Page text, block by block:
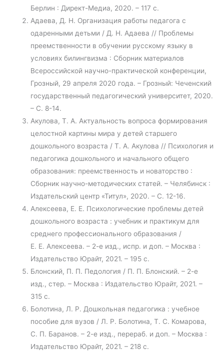
Берлин : Директ-Медиа, 2020. – 117 с.
Адаева, Д. Н. Организация работы педагога с
одаренными детьми / Д. Н. Адаева // Проблемы
преемственности в обучении русскому языку в
условиях билингвизма : Сборник материалов
Всероссийской научно-практической конференции,
Грозный, 29 апреля 2020 года. – Грозный: Чеченский
государственный педагогический университет, 2020.
– С. 8-14.
Акулова, Т. А. Актуальность вопроса формирования
целостной картины мира у детей старшего
дошкольного возраста / Т. А. Акулова // Психология и
педагогика дошкольного и начального общего
образования: преемственность и новаторство :
Сборник научно-методических статей. – Челябинск :
Издательский центр «Титул», 2020. – С. 12-16.
Алексеева, Е. Е. Психологические проблемы детей
дошкольного возраста : учебник и практикум для
среднего профессионального образования /
Е. Е. Алексеева. – 2-е изд., испр. и доп. – Москва :
Издательство Юрайт, 2021. – 195 с.
Блонский, П. П. Педология / П. П. Блонский. – 2-е
изд., стер. – Москва : Издательство Юрайт, 2021. –
315 с.
Болотина, Л. Р. Дошкольная педагогика : учебное
пособие для вузов / Л. Р. Болотина, Т. С. Комарова,
С. П. Баранов. – 2-е изд., перераб. и доп. – Москва :
Издательство Юрайт, 2021. – 218 с.